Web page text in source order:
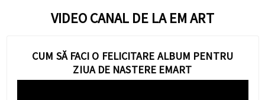
VIDEO CANAL DE LA EM ART
CUM SĂ FACI O FELICITARE ALBUM PENTRU
ZIUA DE NASTERE EMART